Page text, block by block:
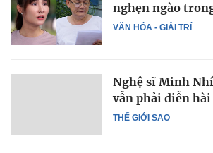
VĂN HÓA - GIẢI TRÍ
nghẹn ngào
THẾ GIỚI SAO
Nghệ sĩ Minh
vẫn phải diễn